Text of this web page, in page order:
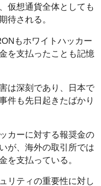
仮想通貨全体としても
待される。
もホワイトハッカー
を支払ったことも記憶
は深刻であり、日本で
件も先日起きたばかり
カーに対する報奨金の
が、海外の取引所では
を支払っている。
リティの重要性に対し